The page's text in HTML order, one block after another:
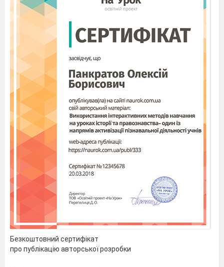
Вихователь
: Давайте пограємось з
ячиком трішки. Покладемо на долоньку і
уявимо що у нас в руках…
«Жив їжачок у лісі. Вранці прокинувся і
виглянув зі своєї нірки. А на небі сяє
сонечко. Котиться по прямій доріжці,
закотився на круглу галявину. А на тій
галявині було так гарно. Зрадів їжачок і
почав стрибати. Набігли темні хмарки і
закрапав дощ. Заховався їжачок під грибок.
Закінчився і з’явилось ще більше грибочків
у траві (рахують пальці по порядку). Дуже
зрадів їжачок і захотів зробити мамі
сюрприз – назбирати грибочків. Як же він
їх понесе? (на голочках). Натикнемо на
голочки. Ось стільки багато грибочків
назбирав він мамі. Давайте зберемо їх у
кошик. (Складіть м
ячики у кошик)».
Діти, в лісі потрібно вести себе тихо, щоб
не налякати його мешканців. Чуєте щось
шурхотить. Це напевно їжачок в нірці,
який прокинувся після зимового сну. А
Безкоштовний сертифікат
про публікацію авторської розробки